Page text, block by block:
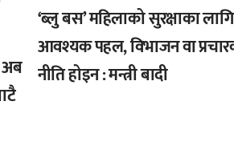
अब
‘ब्लु बस’ महिलाको सुरक्षाका लागि
आवश्यक पहल, विभाजन वा
नीति होइन : मन्त्री बादी